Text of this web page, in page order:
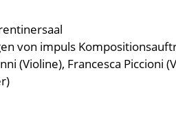
von impuls
(Violine), Francesca Piccioni